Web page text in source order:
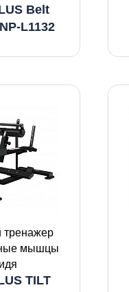
Belt
L1132
тренажер
мышцы
TILT